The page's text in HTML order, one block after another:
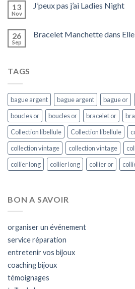
13
Nov
J’peux pas j’ai Ladies Night
26
Sep
Bracelet Manchette dans
TAGS
bague argent bague argent bague or
boucles or
boucles or bracelet or
Collection libellule
Collection libellule
collection vintage
collection vintage
collier long
collier long collier or
BON A SAVOIR
organiser un événement
service réparation
entretenir vos bijoux
coaching bijoux
témoignages